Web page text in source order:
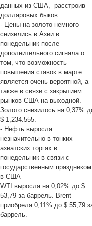
данных из США, расстроив
долларовых быков.
- Цены на золото немного
снизились в Азии в
понедельник после
дополнительного сигнала о
том, что возможность
повышения ставок в марте
является очень вероятной, а
также в связи с закрытием
рынков США на выходной.
Золото снизилось на 0,37%
$ 1,234.555.
- Нефть выросла
незначительно в тонких
азиатских торгах в
понедельник в связи с
государственным праздником
в США
WTI выросла на 0,02% до $
53,79 за баррель. Brent
приобрела 0,11% до $ 55,79
баррель.